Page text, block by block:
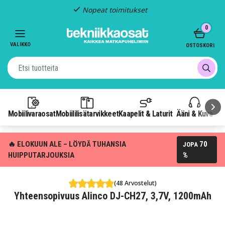
Nopeat toimitukset
VALIKKO
MobiilivaraosatMobiililisätarvikkeetKaapelit & Laturit Ääni & Kuva
0
OSTOSKORI
🔥 ELOKUUN ALE – LÖYDÄ TUHANSIA
HUIPPUTARJOUKSIA
JOPA 70
%
(48 Arvostelut)
Yhteensopivuus Alinco DJ-CH27, 3,7V, 1200mAh